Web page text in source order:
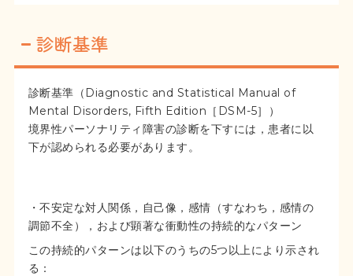
診断基準
診断基準（ Diagnostic and Statistical Manual of
Mental Disorders, Fifth Edition ［DSM-5］）
境界性パーソナリティ障害の診断を下すには，患者に以
下が認められる必要があります。
・不安定な対人関係，自己像，感情（すなわち，感情の
調節不全），および顕著な衝動性の持続的なパターン
この持続的パターンは以下のうちの5つ以上により示され
る：